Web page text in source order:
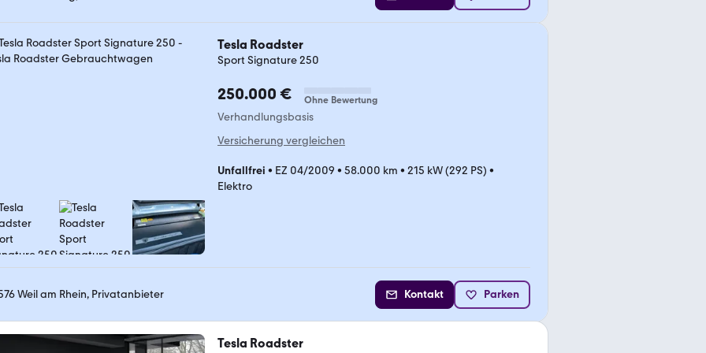
Tesla Roadster
Sport Signature 250
250.000 € Ohne Bewertung
Verhandlungsbasis
Versicherung vergleichen
Unfallfrei • EZ 04/2009 • 58.000 km • 215 kW (292 PS) •
Elektro
Weil am Rhein, Privatanbieter Kontakt Parken
Tesla Roadster